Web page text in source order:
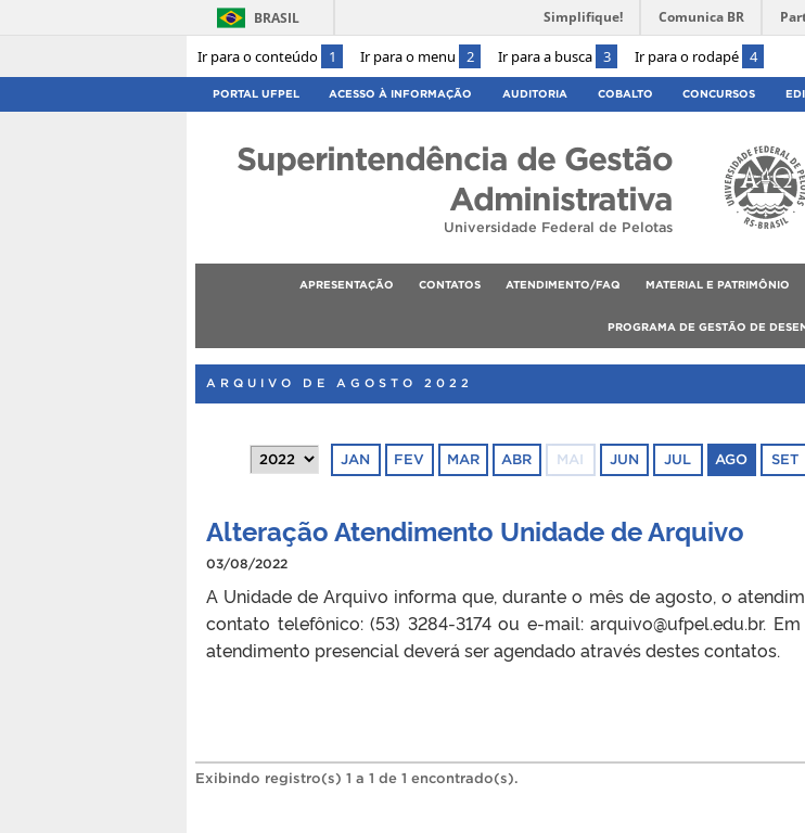
Ir para o conteúdo 1 Ir para o menu 2 Ir para a busca 3 Ir para o rodapé 4
BRASIL Simplifique! Comunica BR
PORTAL UFPEL ACESSO À INFORMAÇÃO AUDITORIA COBALTO CONCURSOS
Superintendência de Gestão
Administrativa
Universidade Federal de Pelotas
APRESENTAÇÃO CONTATOS ATENDIMENTO/FAQ MATERIAL E PATRIMÔNIO
PROGRAMA DE GESTÃO DE
ARQUIVO DE AGOSTO 2022
JAN FEV MAR ABR MAI JUN JUL AGO SET
Alteração Atendimento Unidade de Arquivo
03/08/2022
A Unidade de Arquivo informa que, durante o mês de agosto, o
contato telefônico: (53) 3284-3174 ou e-mail: arquivo@ufpel.edu.br.
atendimento presencial deverá ser agendado através destes contatos.
Exibindo registro(s) 1 a 1 de 1 encontrado(s).